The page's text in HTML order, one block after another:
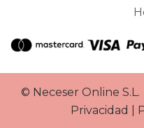
© Neceser Online
Privacidad